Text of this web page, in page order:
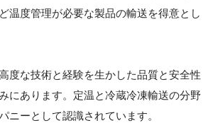
温度管理が必要な製品の輸送を得意とし
度な技術と経験を生かした品質と安全性
にあります。定温と冷蔵冷凍輸送の分野
ニーとして認識されています。